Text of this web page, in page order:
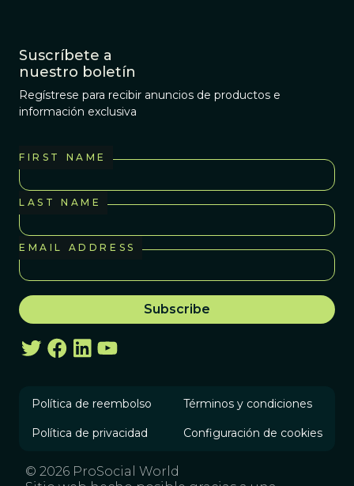
Suscríbete a
nuestro boletín
Regístrese para recibir anuncios de productos e
información exclusiva
FIRST NAME
LAST NAME
EMAIL ADDRESS
Política de reembolso Términos y condiciones
Política de privacidad Configuración de cookies
© 2026 ProSocial World